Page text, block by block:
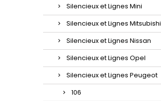
Silencieux et Lignes Mini
Silencieux et Lignes Mitsubishi
Silencieux et Lignes Nissan
Silencieux et Lignes Opel
Silencieux et Lignes Peugeot
106